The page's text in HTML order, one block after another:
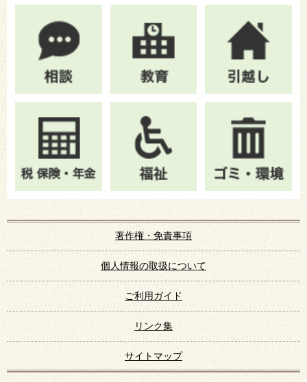
著作権・免責事項
個人情報の取扱について
ご利用ガイド
リンク集
サイトマップ